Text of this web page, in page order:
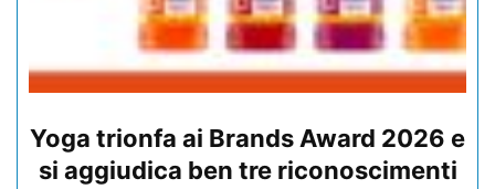
Yoga trionfa ai Brands Award 2026 e
si aggiudica ben tre riconoscimenti